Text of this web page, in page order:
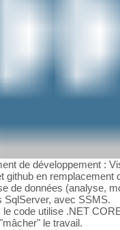
de développement :
github en remplacement
de données (analyse,
SqlServer, avec SSMS.
code utilise .NET
le travail.